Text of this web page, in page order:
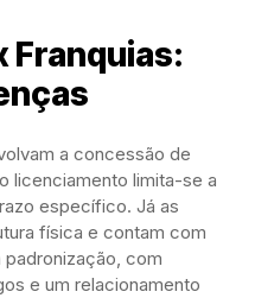
Franquias:
a concessão de
licenciamento limita-se a
específico. Já as
física e contam com
com
e um relacionamento